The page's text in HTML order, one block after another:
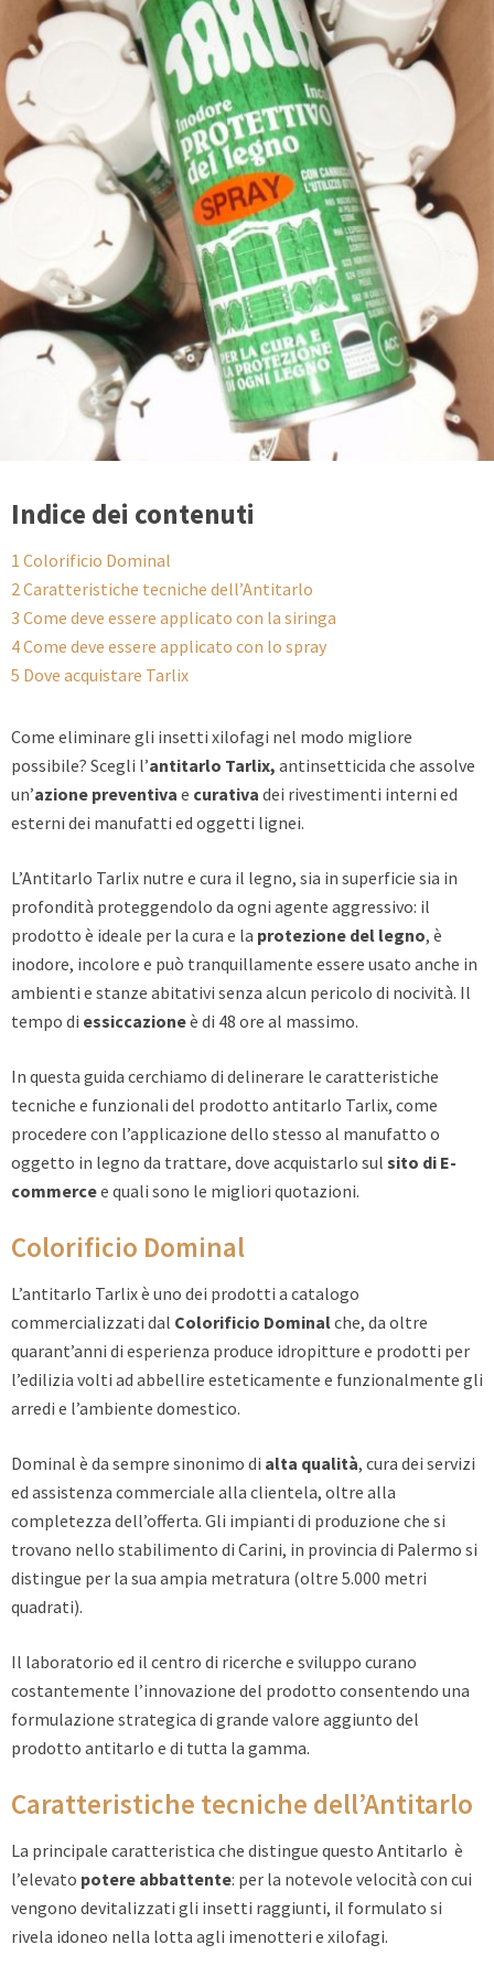
Indice dei contenuti
1 Colorificio Dominal
2 Caratteristiche tecniche dell’Antitarlo
3 Come deve essere applicato con la siringa
4Come deve essere applicato con lo spray
5 Dove acquistare Tarlix
Come eliminare gli insetti xilofagi nel modo migliore
possibile? Scegli l’antitarlo Tarlix, antinsetticida che assolve
un’azione preventiva e curativa dei rivestimenti interni ed
esterni dei manufatti ed oggetti lignei.
L’Antitarlo Tarlix nutre e cura il legno, sia in superficie sia in
profondità proteggendolo da ogni agente aggressivo: il
prodotto è ideale per la cura e la protezione del legno, è
inodore, incolore e può tranquillamente essere usato anche in
ambienti e stanze abitativi senza alcun pericolo di nocività. Il
tempo di essiccazioneè di 48 ore al massimo.
In questa guida cerchiamo di delinerare le caratteristiche
tecniche e funzionali del prodotto antitarlo Tarlix, come
procedere con l’applicazione dello stesso al manufatto o
oggetto in legno da trattare, dove acquistarlo sul sito di E-
commercee quali sono le migliori quotazioni.
Colorificio Dominal
L’antitarlo Tarlix è uno dei prodotti a catalogo
commercializzati dal Colorificio Dominalche, da oltre
quarant’anni di esperienza produce idropitture e prodotti per
l’edilizia volti ad abbellire esteticamente e funzionalmente gli
arredi e l’ambiente domestico.
Dominal è da sempre sinonimo di alta qualità, cura dei servizi
ed assistenza commerciale alla clientela, oltre alla
completezza dell’offerta. Gli impianti di produzione che si
trovano nello stabilimento di Carini, in provincia di Palermo si
distingue per la sua ampia metratura (oltre 5.000 metri
quadrati).
Il laboratorio ed il centro di ricerche e sviluppo curano
costantemente l’innovazione del prodotto consentendo una
formulazione strategica di grande valore aggiunto del
prodotto antitarlo e di tutta la gamma.
Caratteristiche tecniche dell’Antitarlo
La principale caratteristica che distingue questo Antitarlo è
l’elevato potere abbattente: per la notevole velocità con cui
vengono devitalizzati gli insetti raggiunti, il formulato si
rivela idoneo nella lotta agli imenotteri e xilofagi.